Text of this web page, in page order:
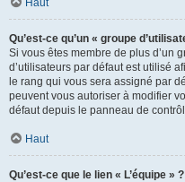
Haut
Qu’est-ce qu’un « groupe
Si vous êtes membre de plus d’un
d’utilisateurs par défaut est utilisé
le rang qui vous sera assigné par
peuvent vous autoriser à modifier
défaut depuis le panneau de
Haut
Qu’est-ce que le lien « L’équipe » ?